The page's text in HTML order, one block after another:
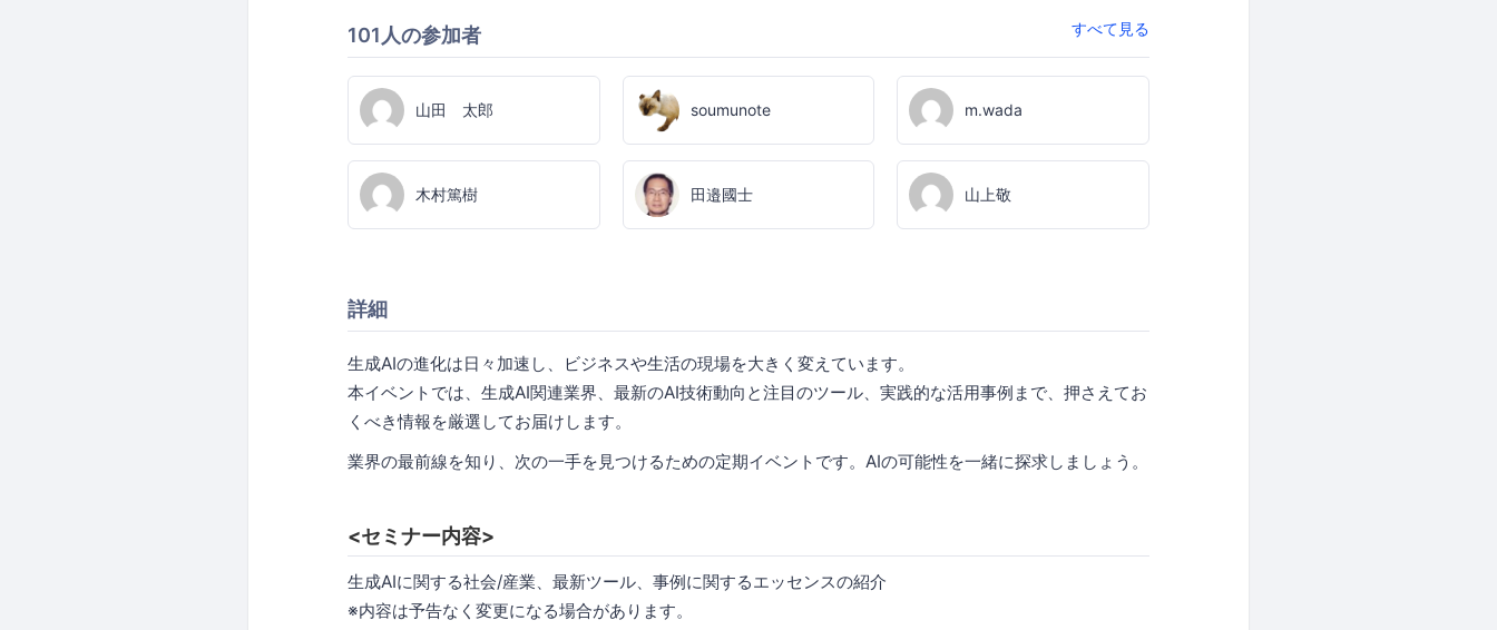
101人の参加者 すべて見る
山田 太郎 soumunote m.wada
木村篤樹 田邉國士 山上敬
詳細
生成AIの進化は日々加速し、ビジネスや生活の現場を大きく変えています。
本イベントでは、生成AI関連業界、最新のAI技術動向と注目のツール、実践的な活用事例まで、押さえてお
くべき情報を厳選してお届けします。
業界の最前線を知り、次の一手を見つけるための定期イベントです。AIの可能性を一緒に探求しましょう。
<セミナー内容>
生成AIに関する社会/産業、最新ツール、事例に関するエッセンスの紹介
※内容は予告なく変更になる場合があります。